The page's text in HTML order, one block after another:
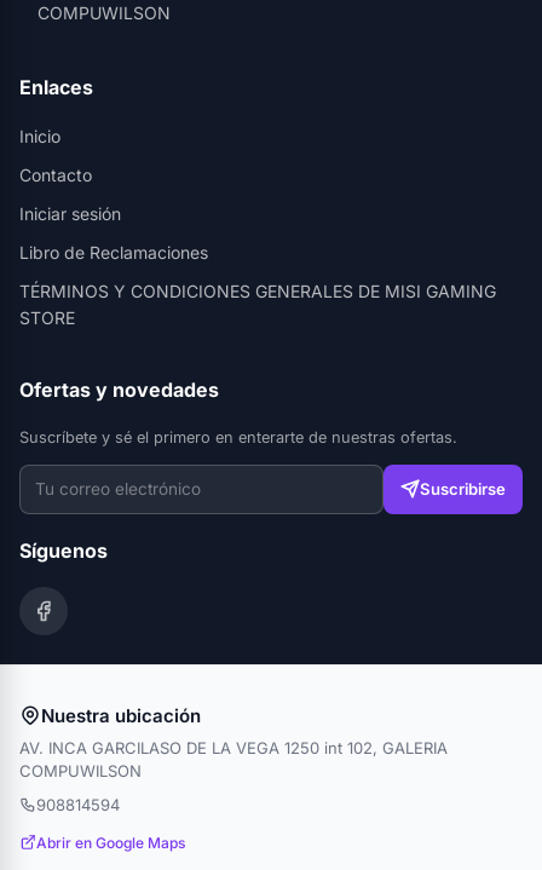
COMPUWILSON
Enlaces
Inicio
Contacto
Iniciar sesión
Libro de Reclamaciones
TÉRMINOS Y CONDICIONES GENERALES DE MISI GAMING
STORE
Ofertas y novedades
Suscríbete y sé el primero en enterarte de nuestras ofertas.
Suscribirse
Síguenos
Nuestra ubicación
AV. INCA GARCILASO DE LA VEGA 1250 int 102, GALERIA
COMPUWILSON
908814594
Abrir en Google Maps